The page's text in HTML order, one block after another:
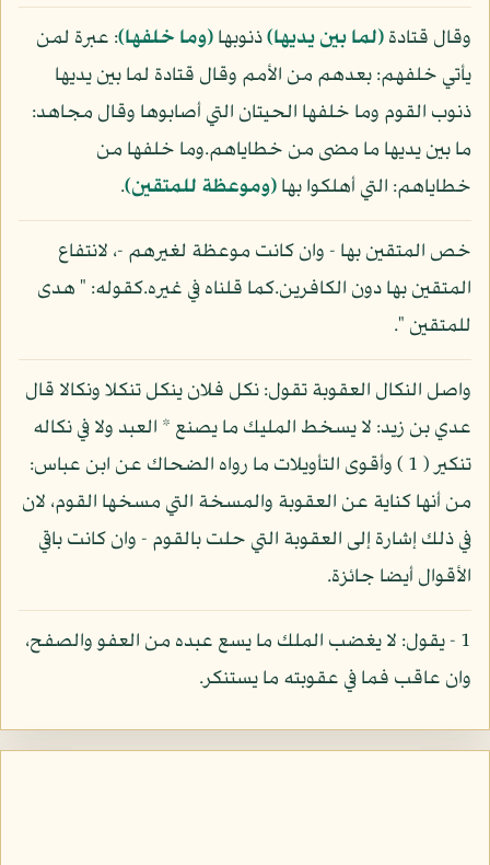
وقال قتادة(لما بين يديها)ذنوبها(وما خلفها): عبرة لمن
يأتي خلفهم: بعدهم من الأمم وقال قتادة لما بين يديها
ذنوب القوم وما خلفها الحيتان التي أصابوها وقال مجاهد:
ما بين يديها ما مضى من خطاياهم.وما خلفها من
خطاياهم: التي أهلكوا بها(وموعظة للمتقين).
خص المتقين بها - وان كانت موعظة لغيرهم -، لانتفاع
المتقين بها دون الكافرين.كما قلناه في غيره.كقوله: " هدى
للمتقين ".
واصل النكال العقوبة تقول: نكل فلان ينكل تنكلا ونكالا قال
عدي بن زيد: لا يسخط المليك ما يصنع * العبد ولا في نكاله
تنكير ( 1 ) وأقوى التأويلات ما رواه الضحاك عن ابن عباس:
من أنها كناية عن العقوبة والمسخة التي مسخها القوم، لان
في ذلك إشارة إلى العقوبة التي حلت بالقوم - وان كانت باقي
الأقوال أيضا جائزة.
1 - يقول: لا يغضب الملك ما يسع عبده من العفو والصفح،
وان عاقب فما في عقوبته ما يستنكر.